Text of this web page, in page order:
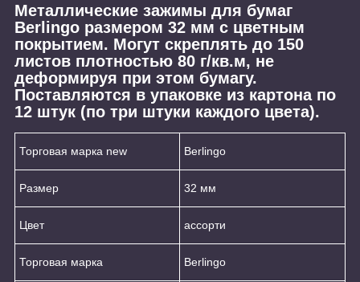
Металлические зажимы для бумаг
Berlingo размером 32 мм с цветным
покрытием. Могут скреплять до 150
листов плотностью 80 г/кв.м, не
деформируя при этом бумагу.
Поставляются в упаковке из картона по
12 штук (по три штуки каждого цвета).
Торговая марка new Berlingo
Размер 32 мм
Цвет ассорти
Торговая марка Berlingo